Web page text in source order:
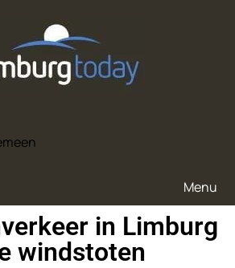
Menu
in Limburg
windstoten